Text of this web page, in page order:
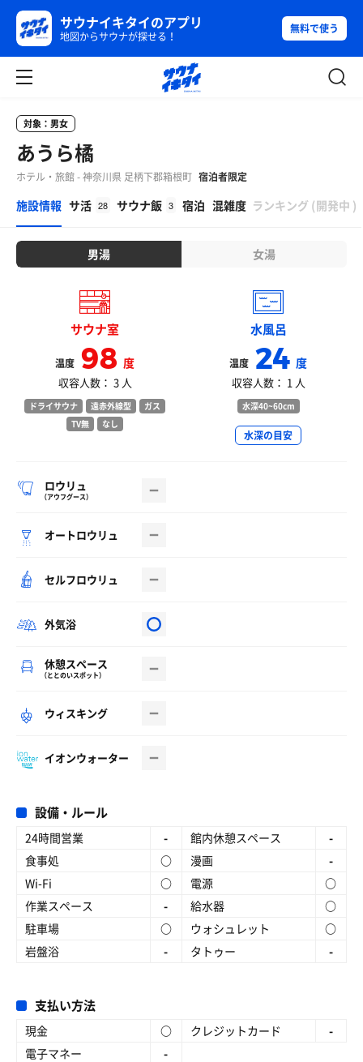
サウナイキタイのアプリ
地図からサウナが探せる！
無料で使う
対象：男女
あうら橘
ホテル・旅館 - 神奈川県 足柄下郡箱根町 宿泊者限定
施設情報 サ活 28 サウナ飯 3 宿泊 混雑度 ランキング (開発中 )
男湯 女湯
サウナ室
温度 98度
収容人数： 3 人
ドライサウナ 遠赤外線型
ガス
TV無
なし
水風呂
温度 24度
収容人数： 1 人
水深40~60cm
水深の目安
ロウリュ
（アウフグース）
オートロウリュ
セルフロウリュ
外気浴
休憩スペース
（ととのいスポット）
ウィスキング
イオンウォーター
設備・ルール
24時間営業 - 館内休憩スペース
-
食事処
○ 漫画
-
Wi-Fi
○ 電源
○
作業スペース
- 給水器
○
駐車場
○ ウォシュレット
○
岩盤浴
- タトゥー -
支払い方法
現金 ○ クレジットカード
-
電子マネー
-